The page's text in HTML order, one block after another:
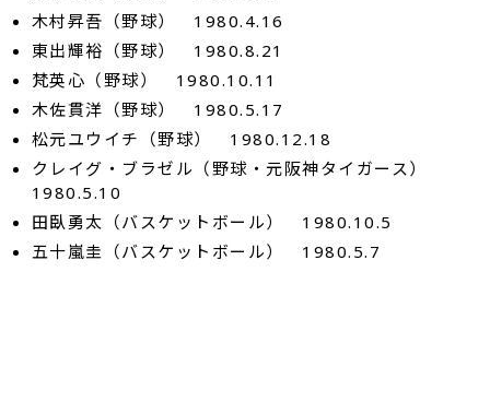
木村昇吾（野球） 1980.4.16
東出輝裕（野球） 1980.8.21
梵英心（野球） 1980.10.11
木佐貫洋（野球） 1980.5.17
松元ユウイチ（野球） 1980.12.18
クレイグ・ブラゼル（野球・元阪神タイガース）
1980.5.10
田臥勇太（バスケットボール） 1980.10.5
五十嵐圭（バスケットボール） 1980.5.7